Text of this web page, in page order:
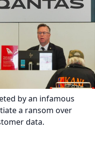
by an infamous
a ransom over
data.